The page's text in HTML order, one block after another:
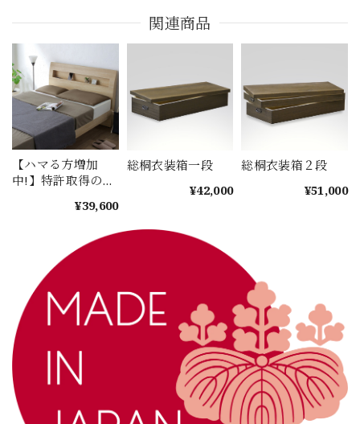
関連商品
【ハマる方増加
中!】特許取得の
¥39,600
総桐衣装箱一段
¥42,000
総桐衣装箱２段
¥51,000